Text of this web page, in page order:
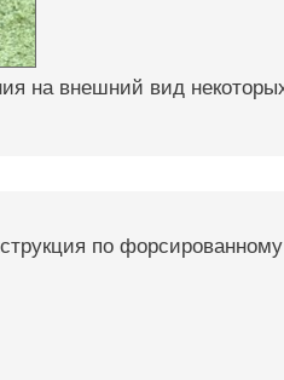
на внешний вид
по